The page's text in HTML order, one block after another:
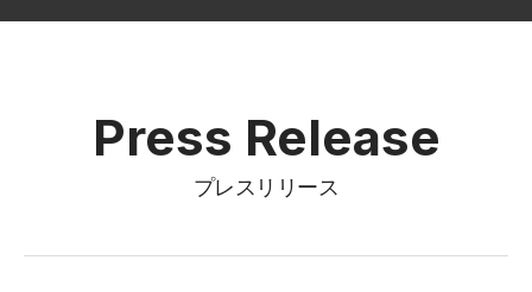
プレスリリース
Press Release